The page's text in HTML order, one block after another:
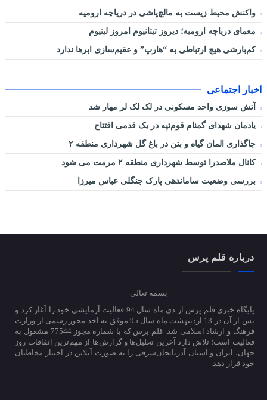
واکنش محیط زیست به مالچ‌پاشی در دریاچه ارومیه
معمای دریاچه ارومیه؛ دیروز تیتانیوم امروز لیتیوم
کم‌بارشی هیچ ارتباطی به “هارپ” و عقیم‌سازی ابرها ندارد
اخبار اجتماعی
آتش سوزی واحد مسکونی در لک لک لر مهار شد
یادمان شهدای گمنام قوم‌تپه در یک قدمی افتتاح
جاگذاری المان گیاه و بتن در باغ گل شهرداری منطقه ۲
کانال ملاصدرا توسط شهرداری منطقه ۲ مرمت می شود
بررسی وضعیت ساماندهی پارک جنگلی عباس میرزا
درباره قلم پرس
بسمه تعالی
پایگاه خبری قلم پرس از دی ماه سال 94 فعالیت آزمایشی خود را آغاز کرد و
پس از آن در 13 اردیبهشت ماه سال 95 موفق به اخذ مجوز رسمی از وزارت
فرهنگ و ارشاد اسلامی شد. قلم پرس که با شماره مجوز 77544 مشغول به
فعالیت است؛ تلاش دارد آخرین تحلیل‌ها و گزارش‌ها از مهم‌ترین اتفاقات روز
جهان، ایران و استان آذربایجان‌شرقی را به صورت آنلاین در اختیار مخاطبان
خود قرار دهد.